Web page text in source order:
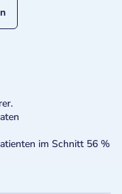
im Schnitt 56 %